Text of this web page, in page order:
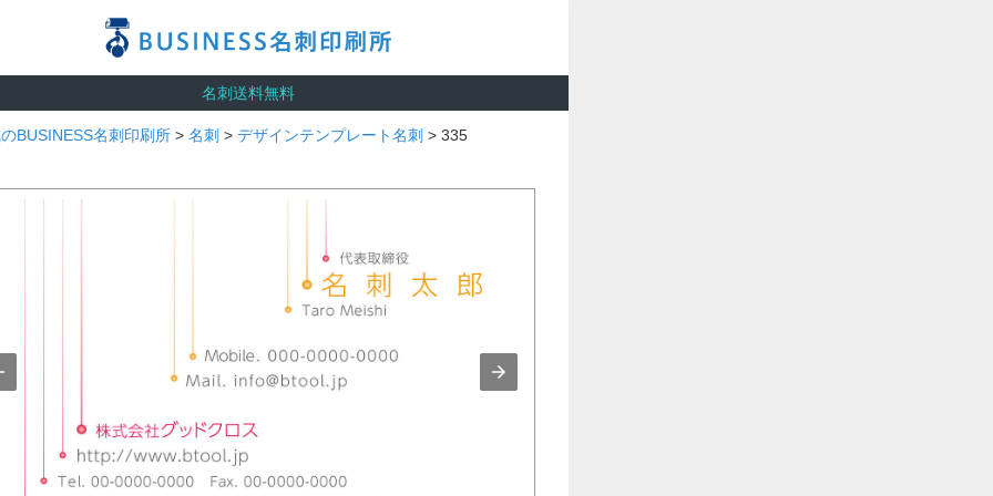
名刺送料無料
BUSINESS名刺印刷所 > 名刺 > デザインテンプレート名刺 > 335